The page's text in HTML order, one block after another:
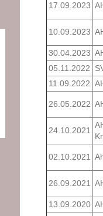
17.09.2023
10.09.2023
30.04.2023
05.11.2022
11.09.2022
26.05.2022
24.10.2021
02.10.2021
26.09.2021
13.09.2020